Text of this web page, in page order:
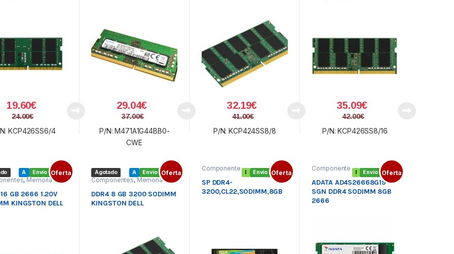
19.60€
24.00€
KCP426SS6/4
29.04€
37.00€
P/N: M471A1G44BB0-
CWE
32.19€
41.00€
P/N: KCP424SS8/8
35.09€
42.00€
P/N: KCP426SS8/16
Envío gratis
A
Oferta
, Memoria
16 GB 2666 1.20V
KINGSTON DELL
Envío gratis
A
Agotado
Oferta
Componentes, Memoria
Portátil
DDR4 8 GB 3200 SODIMM
KINGSTON DELL
Envío gratis
Oferta
Componente
Memoria
Portátil,
SODIMM
DDR4
SP DDR4-
3200,CL22,SODIMM,8GB
Envío gratis
Oferta
Componente
Memoria
Portátil
SODIMM
DDR4
ADATA AD4S26668G19-
SGN DDR4 SODIMM 8GB
2666